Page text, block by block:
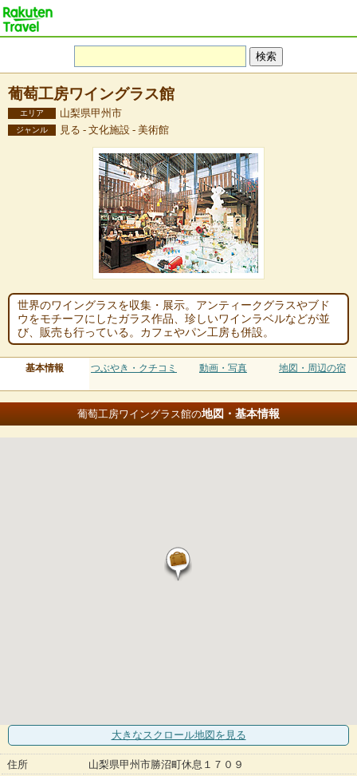
葡萄工房ワイングラス館
エリア 山梨県甲州市
ジャンル 見る - 文化施設 - 美術館
世界のワイングラスを収集・展示。アンティークグラスやブド
ウをモチーフにしたガラス作品、珍しいワインラベルなどが並
び、販売も行っている。カフェやパン工房も併設。
基本情報 つぶやき・クチコミ 動画・写真 地図・周辺の宿
葡萄工房ワイングラス館の地図・基本情報
大きなスクロール地図 を見る
住所
山梨県甲州市勝沼町休息１７０９